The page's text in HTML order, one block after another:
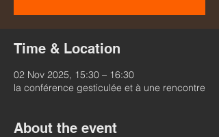
Time & Location
02 Nov 2025, 15:30 – 16:30
la conférence gesticulée et à une rencontre
About the event